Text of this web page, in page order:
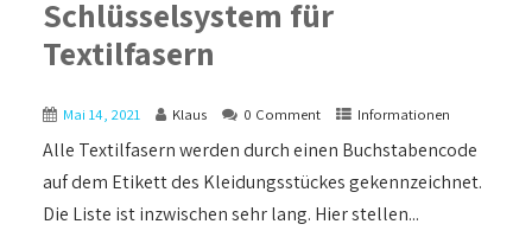
Schlüsselsystem für
Textilfasern
Mai 14, 2021 Klaus 0 Comment Informationen
Alle Textilfasern werden durch einen Buchstabencode
auf dem Etikett des Kleidungsstückes gekennzeichnet.
Die Liste ist inzwischen sehr lang. Hier stellen...